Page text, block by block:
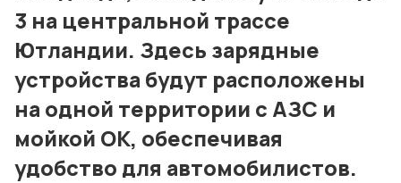
3 на центральной трассе
Ютландии. Здесь зарядные
устройства будут расположены
на одной территории с АЗС и
мойкой OK, обеспечивая
удобство для автомобилистов.